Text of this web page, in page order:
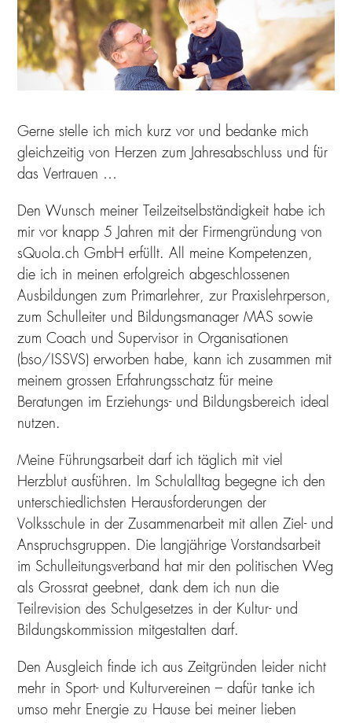
Gerne stelle ich mich kurz vor und bedanke mich
gleichzeitig von Herzen zum Jahresabschluss und für
das Vertrauen …
Den Wunsch meiner Teilzeitselbständigkeit habe ich
mir vor knapp 5 Jahren mit der Firmengründung von
sQuola.ch GmbH erfüllt. All meine Kompetenzen,
die ich in meinen erfolgreich abgeschlossenen
Ausbildungen zum Primarlehrer, zur Praxislehrperson,
zum Schulleiter und Bildungsmanager MAS sowie
zum Coach und Supervisor in Organisationen
(bso/ISSVS) erworben habe, kann ich zusammen mit
meinem grossen Erfahrungsschatz für meine
Beratungen im Erziehungs- und Bildungsbereich ideal
nutzen.
Meine Führungsarbeit darf ich täglich mit viel
Herzblut ausführen. Im Schulalltag begegne ich den
unterschiedlichsten Herausforderungen der
Volksschule in der Zusammenarbeit mit allen Ziel- und
Anspruchsgruppen. Die langjährige Vorstandsarbeit
im Schulleitungsverband hat mir den politischen Weg
als Grossrat geebnet, dank dem ich nun die
Teilrevision des Schulgesetzes in der Kultur- und
Bildungskommission mitgestalten darf.
Den Ausgleich finde ich aus Zeitgründen leider nicht
mehr in Sport- und Kulturvereinen – dafür tanke ich
umso mehr Energie zu Hause bei meiner lieben